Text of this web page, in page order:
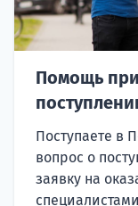
Помощь
Поступаете в
вопрос о
заявку на